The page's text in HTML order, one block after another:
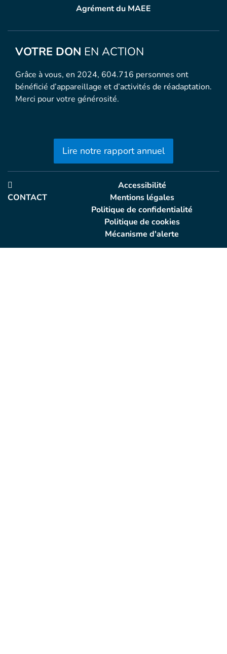
Agrément du MAEE
VOTRE DON EN ACTION
Grâce à vous, en 2024, 604.716 personnes ont
bénéficié d’appareillage et d’activités de réadaptation.
Merci pour votre générosité.
Lire notre rapport annuel
CONTACT
Accessibilité
Mentions légales
Politique de confidentialité
Politique de cookies
Mécanisme d'alerte